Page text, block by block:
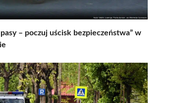
– poczuj uścisk bezpieczeństwa” w